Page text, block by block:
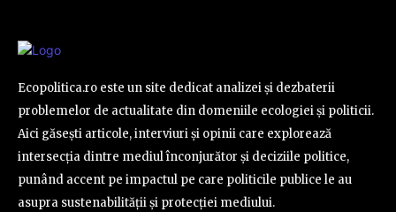
Ecopolitica.ro este un site dedicat analizei și dezbaterii
problemelor de actualitate din domeniile ecologiei și politicii.
Aici găsești articole, interviuri și opinii care explorează
intersecția dintre mediul înconjurător și deciziile politice,
punând accent pe impactul pe care politicile publice le au
asupra sustenabilității și protecției mediului.